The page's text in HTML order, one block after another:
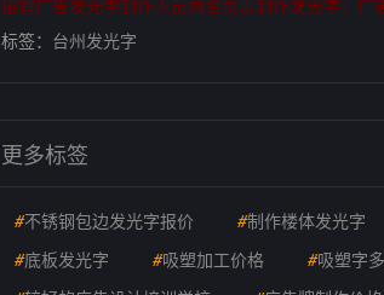
招聘广告发光字制作人员两名负责制作发光字，广
标签： 台州发光字
更多标签
#不锈钢包边发光字报价 #制作楼体发光字
#底板发光字 #吸塑加工价格 #吸塑字